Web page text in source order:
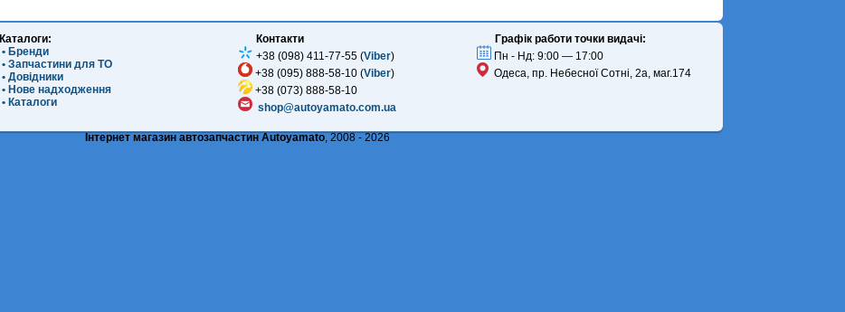
Каталоги:
• Бренди
• Запчастини для ТО
• Довідники
• Нове надходження
• Каталоги
Контакти
+38 (098) 411-77-55 (Viber)
+38 (095) 888-58-10 (Viber)
+38 (073) 888-58-10
shop@autoyamato.com.ua
Графік работи точки видачі:
Пн - Нд: 9:00 — 17:00
Одеса, пр. Небесної Сотні, 2а, маг.174
Інтернет магазин автозапчастин Autoyamato, 2008 - 2026